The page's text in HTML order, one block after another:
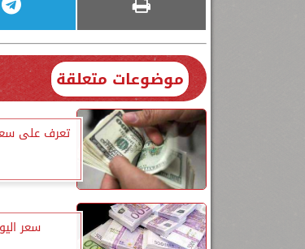
موضوعات متعلقة
تعرف على سعر
سعر